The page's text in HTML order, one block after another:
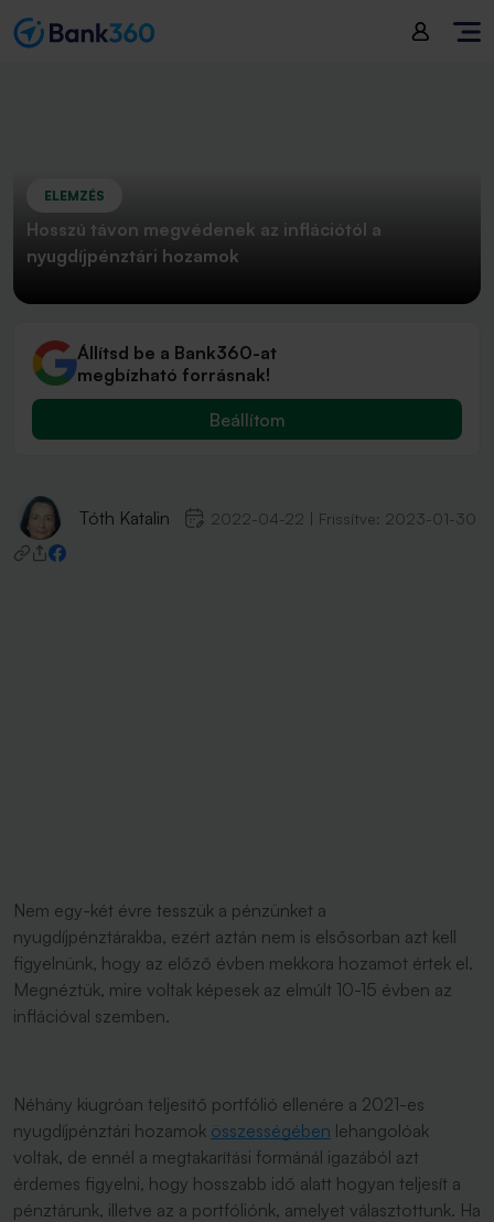
ELEMZÉS
Hosszú távon megvédenek az inflációtól a
nyugdíjpénztári hozamok
Állítsd be a Bank360-at
megbízható forrásnak!
Beállítom
Tóth Katalin 2022-04-22 Frissítve: 2023-01-30
Nem egy-két évre tesszük a pénzünket a
nyugdíjpénztárakba, ezért aztán nem is elsősorban azt kell
figyelnünk, hogy az előző évben mekkora hozamot értek el.
Megnéztük, mire voltak képesek az elmúlt 10-15 évben az
inflációval szemben.
Néhány kiugróan teljesítő portfólió ellenére a 2021-es
nyugdíjpénztári hozamok összességében lehangolóak
voltak, de ennél a megtakarítási formánál igazából azt
érdemes figyelni, hogy hosszabb idő alatt hogyan teljesít a
pénztárunk, illetve az a portfóliónk, amelyet választottunk. Ha